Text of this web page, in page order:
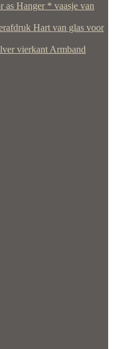
Hanger * vaasje van
Hart van glas voor
Armband